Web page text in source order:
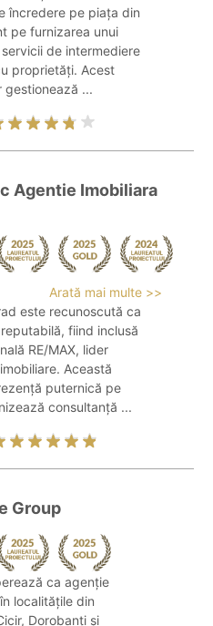
încredere pe piața din
pe furnizarea unui
de intermediere
proprietăți. Acest
gestionează ...
Agentie Imobiliara
Arată mai multe >>
este recunoscută ca
fiind inclusă
RE/MAX, lider
Această
puternică pe
consultanță ...
Group
ca agenție
localitățile din
Dorobanți și